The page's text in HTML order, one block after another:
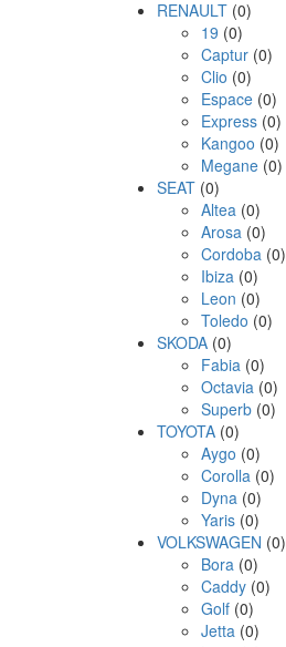
RENAULT (0)
19 (0)
Captur (0)
Clio (0)
Espace (0)
Express (0)
Kangoo (0)
Megane (0)
SEAT (0)
Altea (0)
Arosa (0)
Cordoba (0)
Ibiza (0)
Leon (0)
Toledo (0)
SKODA (0)
Fabia (0)
Octavia (0)
Superb (0)
TOYOTA (0)
Aygo (0)
Corolla (0)
Dyna (0)
Yaris (0)
VOLKSWAGEN (0)
Bora (0)
Caddy (0)
Golf (0)
Jetta (0)